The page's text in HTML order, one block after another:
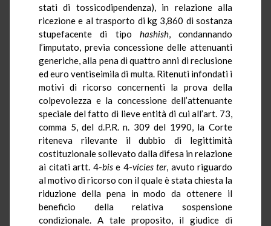
stati di tossicodipendenza), in relazione alla
ricezione e al trasporto di kg 3,860 di sostanza
stupefacente di tipo hashish, condannando
l’imputato, previa concessione delle attenuanti
generiche, alla pena di quattro anni di reclusione
ed euro ventiseimila di multa. Ritenuti infondati i
motivi di ricorso concernenti la prova della
colpevolezza e la concessione dell’attenuante
speciale del fatto di lieve entità di cui all’art. 73,
comma 5, del d.P.R.n. 309 del 1990, la Corte
riteneva rilevante il dubbio di legittimità
costituzionale sollevato dalla difesa in relazione
ai citati artt. 4-bise 4-vicies ter, avuto riguardo
al motivo di ricorso con il quale è stata chiesta la
riduzione della pena in modo da ottenere il
beneficio della relativa sospensione
condizionale. A tale proposito, il giudice di